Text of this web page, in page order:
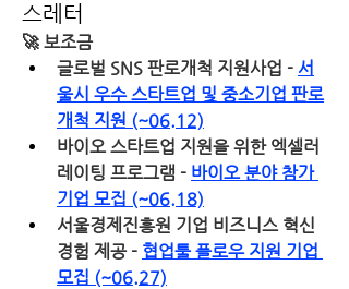
스레터
🚀 보조금
글로벌 SNS 판로개척 지원사업 - 서
울시 우수 스타트업 및 중소기업 판로
개척 지원 (~06.12)
바이오 스타트업 지원을 위한 엑셀러
레이팅 프로그램 - 바이오 분야 참가
기업 모집 (~06.18)
서울경제진흥원 기업 비즈니스 혁신
경험 제공 - 협업툴 플로우 지원 기업
모집 (~06.27)